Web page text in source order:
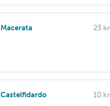
Macerata 23
Castelfidardo 10